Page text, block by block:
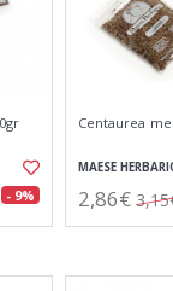
- 9%
Centaurea
MAESE
2,86€